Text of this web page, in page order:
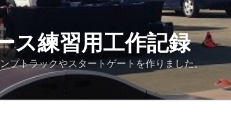
ス練習用工作記録
プトラックやスタートゲートを作りました。